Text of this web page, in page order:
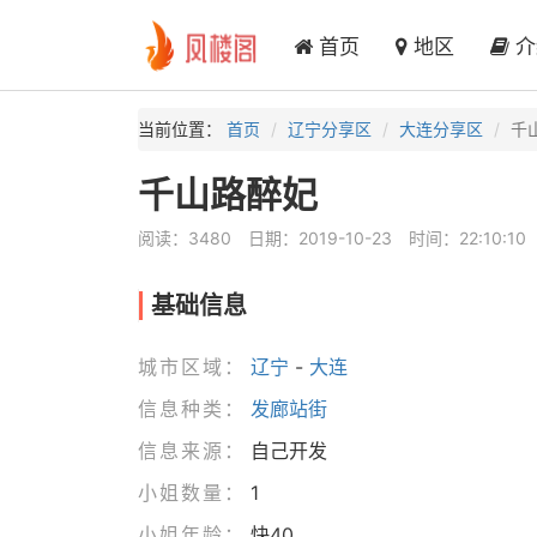
首页 地区 介
当前位置： 首页 辽宁分享区 大连分享区 千
千山路醉妃
阅读：3480 日期：2019-10-23 时间：22:10:10
基础信息
城市区域： 辽宁 - 大连
信息种类：
发廊站街
信息来源：
自己开发
小姐数量：
1